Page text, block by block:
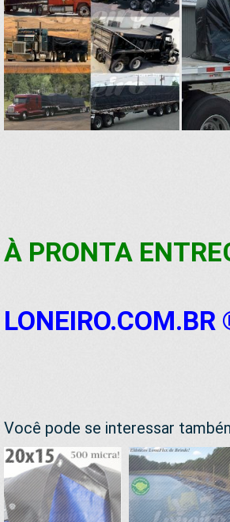
À PRONTA
LONEIRO.COM.BR
Você pode se interessar